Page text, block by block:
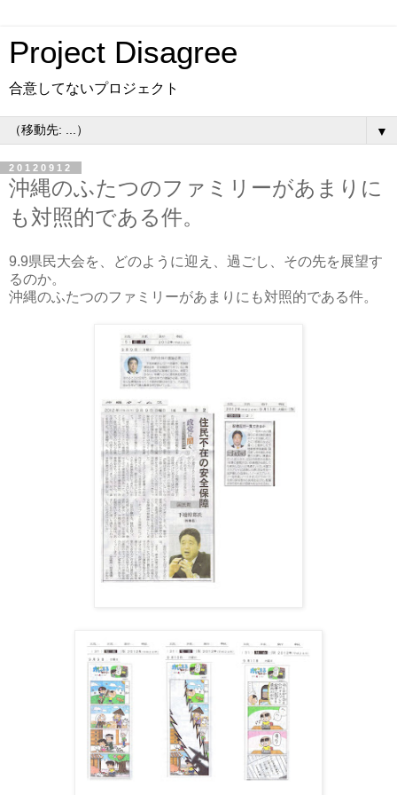
Project Disagree
合意してないプロジェクト
▼
20120912
沖縄のふたつのファミリーがあまりに
も対照的である件。
9.9県民大会を、どのように迎え、過ごし、その先を展望す
るのか。
沖縄のふたつのファミリーがあまりにも対照的である件。